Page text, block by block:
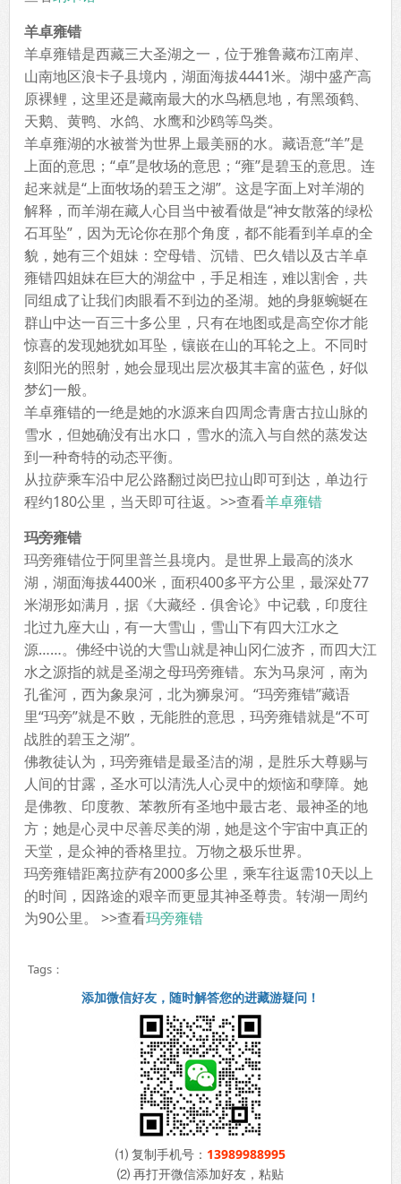
羊卓雍错
羊卓雍错是西藏三大圣湖之一，位于雅鲁藏布江南岸、
山南地区浪卡子县境内，湖面海拔4441米。湖中盛产高
原裸鲤，这里还是藏南最大的水鸟栖息地，有黑颈鹤、
天鹅、黄鸭、水鸽、水鹰和沙鸥等鸟类。
羊卓雍湖的水被誉为世界上最美丽的水。藏语意“羊”是
上面的意思；“卓”是牧场的意思；“雍”是碧玉的意思。连
起来就是“上面牧场的碧玉之湖”。这是字面上对羊湖的
解释，而羊湖在藏人心目当中被看做是“神女散落的绿松
石耳坠”，因为无论你在那个角度，都不能看到羊卓的全
貌，她有三个姐妹：空母错、沉错、巴久错以及古羊卓
雍错四姐妹在巨大的湖盆中，手足相连，难以割舍，共
同组成了让我们肉眼看不到边的圣湖。她的身躯蜿蜒在
群山中达一百三十多公里，只有在地图或是高空你才能
惊喜的发现她犹如耳坠，镶嵌在山的耳轮之上。不同时
刻阳光的照射，她会显现出层次极其丰富的蓝色，好似
梦幻一般。
羊卓雍错的一绝是她的水源来自四周念青唐古拉山脉的
雪水，但她确没有出水口，雪水的流入与自然的蒸发达
到一种奇特的动态平衡。
从拉萨乘车沿中尼公路翻过岗巴拉山即可到达，单边行
程约180公里，当天即可往返。>>查看羊卓雍错
玛旁雍错
玛旁雍错位于阿里普兰县境内。是世界上最高的淡水
湖，湖面海拔4400米，面积400多平方公里，最深处77
米湖形如满月，据《大藏经．俱舍论》中记载，印度往
北过九座大山，有一大雪山，雪山下有四大江水之
源……。佛经中说的大雪山就是神山冈仁波齐，而四大江
水之源指的就是圣湖之母玛旁雍错。东为马泉河，南为
孔雀河，西为象泉河，北为狮泉河。“玛旁雍错”藏语
里“玛旁”就是不败，无能胜的意思，玛旁雍错就是“不可
战胜的碧玉之湖”。
佛教徒认为，玛旁雍错是最圣洁的湖，是胜乐大尊赐与
人间的甘露，圣水可以清洗人心灵中的烦恼和孽障。她
是佛教、印度教、苯教所有圣地中最古老、最神圣的地
方；她是心灵中尽善尽美的湖，她是这个宇宙中真正的
天堂，是众神的香格里拉。万物之极乐世界。
玛旁雍错距离拉萨有2000多公里，乘车往返需10天以上
的时间，因路途的艰辛而更显其神圣尊贵。转湖一周约
为90公里。 >>查看玛旁雍错
Tags：
添加微信好友，随时解答您的进藏游疑问！
⑴ 复制手机号： 13989988995
⑵ 再打开微信添加好友，粘贴